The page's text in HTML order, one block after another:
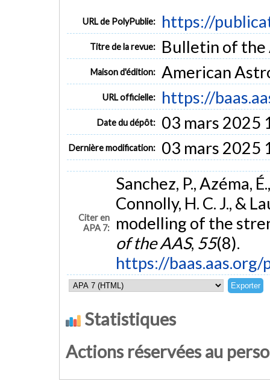
URL de PolyPublie: https://
Titre de la revue: Bulletin of the
Maison d'édition: American
URL officielle: https://
Date du dépôt: 03 mars 2025
Dernière modification: 03 mars 2025
Citer en
APA 7:
Sanchez, P., Azéma,
Connolly, H. C. J., &
modelling of the
of the AAS, 55(8).
https://
Statistiques
Actions réservées au